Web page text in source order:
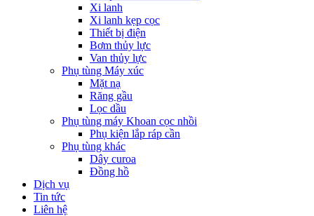
Xi lanh
Xi lanh kẹp cọc
Thiết bị điện
Bơm thủy lực
Van thủy lực
Phụ tùng Máy xúc
Mặt nạ
Răng gầu
Lọc dầu
Phụ tùng máy Khoan cọc nhồi
Phụ kiện lắp ráp cần
Phụ tùng khác
Dây curoa
Đồng hồ
Dịch vụ
Tin tức
Liên hệ